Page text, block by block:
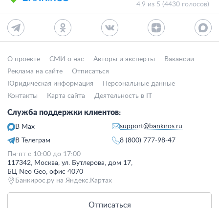
4.9 из 5 (4430 голосов)
О проекте СМИ о нас Авторы и эксперты
Вакансии
Реклама на сайте
Отписаться
Юридическая информация
Персональные данные
Контакты
Карта сайта Деятельность в IT
Служба поддержки клиентов:
В Max
В Телеграм
support@bankiros.ru
8 (800) 777-98-47
Пн-пт с 10:00 до 17:00
117342, Москва, ул. Бутлерова, дом 17,
БЦ Neo Geo, офис 4070
Банкирос.ру на Яндекс.Картах
Отписаться